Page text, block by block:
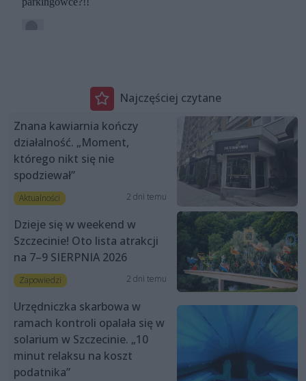
Najczęściej czytane
Znana kawiarnia kończy
działalność. „Moment,
którego nikt się nie
spodziewał”
Aktualności 2 dni temu
Dzieje się w weekend w
Szczecinie! Oto lista atrakcji
na 7–9 SIERPNIA 2026
Zapowiedzi 2 dni temu
Urzędniczka skarbowa w
ramach kontroli opalała się w
solarium w Szczecinie. „10
minut relaksu na koszt
podatnika”